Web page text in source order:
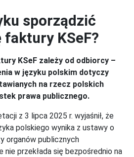
sporządzić
KSeF?
KSeF zależy od odbiorcy –
w języku polskim dotyczy
na rzecz polskich
prawa publicznego.
z 3 lipca 2025 r. wyjaśnił, że
polskiego wynika z ustawy o
organów publicznych
nie przekłada się bezpośrednio na